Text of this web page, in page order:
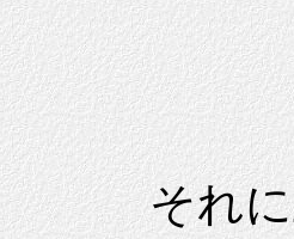
木の葉
ぐらぐ
それに上